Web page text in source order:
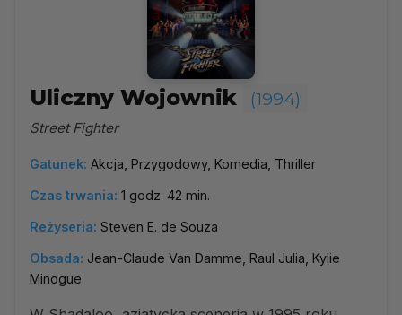
Uliczny Wojownik (1994)
Street Fighter
Gatunek: Akcja, Przygodowy, Komedia, Thriller
Czas trwania: 1 godz. 42 min.
Reżyseria: Steven E. de Souza
Obsada: Jean-Claude Van Damme, Raul Julia, Kylie
Minogue